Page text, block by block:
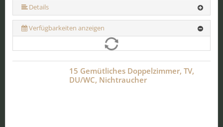
mehr (6 ) »
mehr (6 ) »
Details
Verfügbarkeiten anzeigen
15 Gemütliches Doppelzimmer, TV,
DU/WC, Nichtraucher